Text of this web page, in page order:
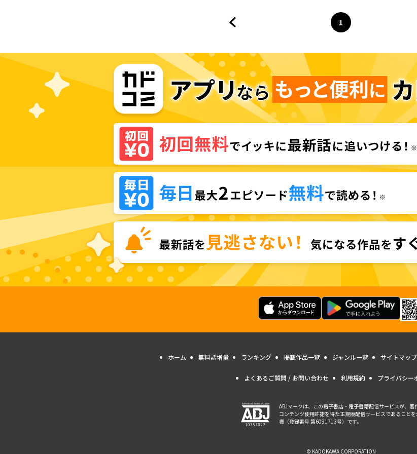
ページ
1
へ
ホーム 無料話増量 ランキング 掲載作品一覧 ジャンル一覧 サイトマップ
よくあるご質問 / お問い合わせ 利用規約 プライバシー
ABJマークは、この電子書店・電子書籍配信サービスが、著
コンテンツ使用許諾を得た正規版配信サービスであること
標（登録番号 第6091713号）です。
© KADOKAWA CORPORATION